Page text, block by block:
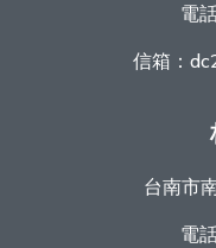
電
信箱：
台南市
電